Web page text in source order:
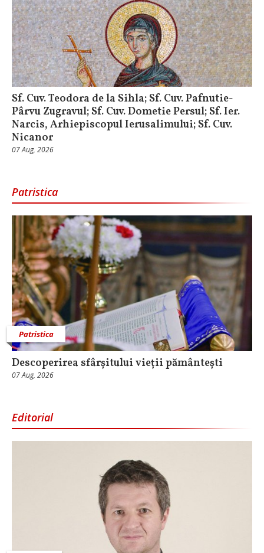
Sf. Cuv. Teodora de la Sihla; Sf. Cuv. Pafnutie-
Pârvu Zugravul; Sf. Cuv. Dometie Persul; Sf. Ier.
Narcis, Arhiepiscopul Ierusalimului; Sf. Cuv.
Nicanor
07 Aug, 2026
Patristica
Patristica
Descoperirea sfârșitului vieții pământești
07 Aug, 2026
Editorial